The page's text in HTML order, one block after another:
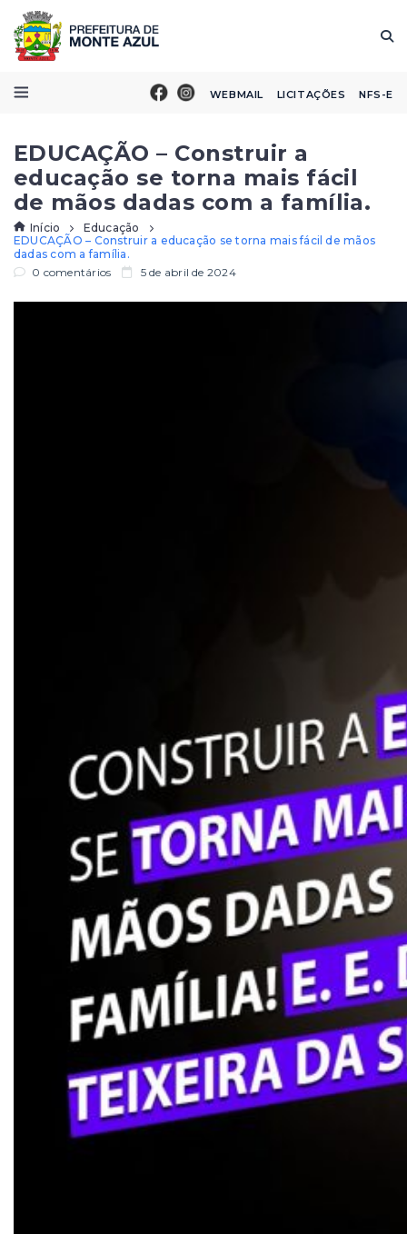
WEBMAIL LICITAÇÕES NFS-E
EDUCAÇÃO – Construir a
educação se torna mais fácil
de mãos dadas com a família.
Início
Educação
EDUCAÇÃO – Construir a educação se torna mais fácil de mãos
dadas com a família.
0 comentários
5 de abril de 2024